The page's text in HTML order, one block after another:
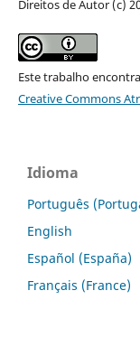
Direitos de Autor (c)
Este trabalho
Creative Commons
Idioma
Português
English
Español (España)
Français (France)